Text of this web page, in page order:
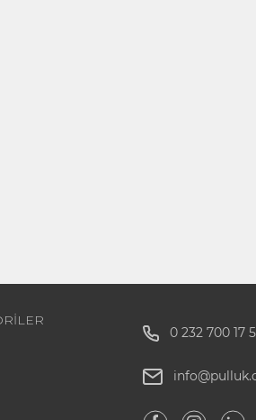
0 232 700 17